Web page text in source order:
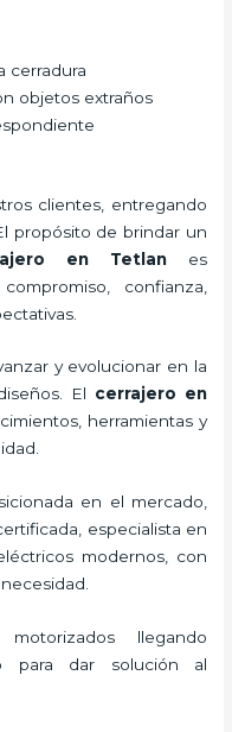
cerradura
objetos extraños
clientes, entregando
propósito de brindar un
en Tetlanes
confianza,
y evolucionar en la
El cerrajero en
herramientas y
en el mercado,
especialista en
modernos, con
llegando
para dar solución al